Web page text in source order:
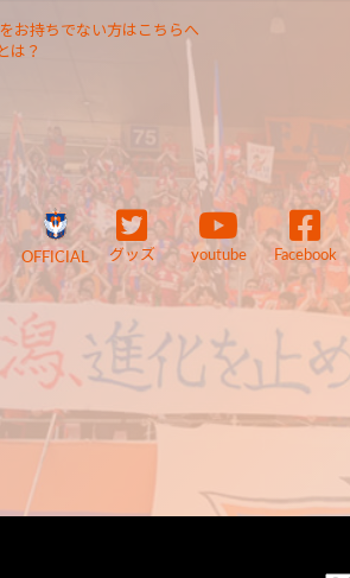
お持ちでない方はこちらへ
は？
OFFICIAL グッズ youtube Facebook